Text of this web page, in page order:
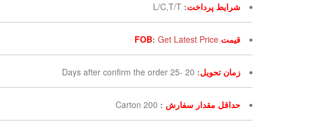
شرایط پرداخت:
L/C,T/T
قیمت FOB : Get Latest Price
زمان تحویل:
20 -25 Days after confirm the order
حداقل مقدار سفارش :
200 Carton